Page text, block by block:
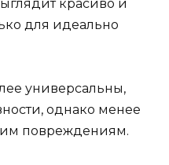
красиво и
для идеально
универсальны,
однако менее
повреждениям.